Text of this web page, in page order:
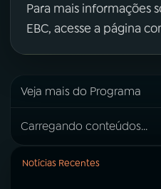
Para mais informações
EBC, acesse a página
Veja mais do Programa
Carregando conteúdos...
Notícias Recentes